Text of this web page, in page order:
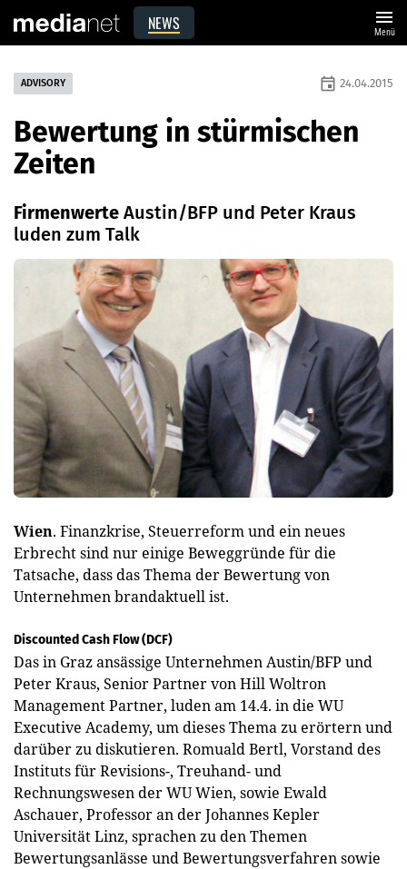
NEWS menu
Menü
ADVISORY event 24.04.2015
Bewertung in stürmischen
Zeiten
Firmenwerte Austin/BFP und Peter Kraus
luden zum Talk
Wien. Finanzkrise, Steuerreform und ein neues
Erbrecht sind nur einige Beweggründe für die
Tatsache, dass das Thema der Bewertung von
Unternehmen brandaktuell ist.
Discounted Cash Flow (DCF)
Das in Graz ansässige Unternehmen Austin/BFP und
Peter Kraus, Senior Partner von Hill Woltron
Management Partner, luden am 14.4. in die WU
Executive Academy, um dieses Thema zu erörtern und
darüber zu diskutieren. Romuald Bertl, Vorstand des
Instituts für Revisions-, Treuhand- und
Rechnungswesen der WU Wien, sowie Ewald
Aschauer, Professor an der Johannes Kepler
Universität Linz, sprachen zu den Themen
Bewertungsanlässe und Bewertungsverfahren sowie